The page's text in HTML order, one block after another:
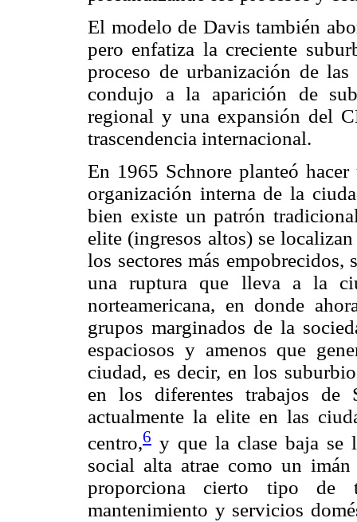
El modelo de Davis también
pero enfatiza la creciente
proceso de urbanización de
condujo a la aparición de
regional y una expansión del
trascendencia internacional.
En 1965 Schnore planteó
organización interna de la
bien existe un patrón
elite (ingresos altos) se
los sectores más empobrecidos,
una ruptura que lleva a la
norteamericana, en donde
grupos marginados de la
espaciosos y amenos que
ciudad, es decir, en los
en los diferentes trabajos de
actualmente la elite en las
centro,6 y que la clase baja se
social alta atrae como un
proporciona cierto tipo de
mantenimiento y servicios